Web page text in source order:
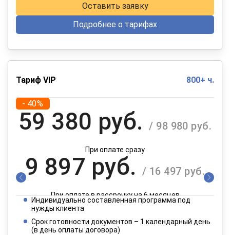
Оставить заявку
Подробнее о тарифах
Тариф VIP 800+ ч.
- 40%
59 380 руб. / 98 980 руб.
При оплате сразу
9 897 руб. / 16 497 руб.
При оплате в рассрочку на 6 месяцев
4 949 руб. / 8 249 руб.
Индивидуально составленная программа под
нужды клиента
Срок готовности документов – 1 календарный день
(в день оплаты договора)